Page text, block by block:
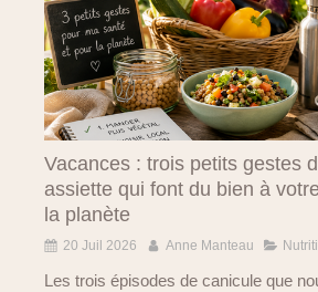
Vacances : trois petits gestes
assiette qui font du bien à
la planète
20 Juil 2026 Anne Manteau
Les trois épisodes de canicule que